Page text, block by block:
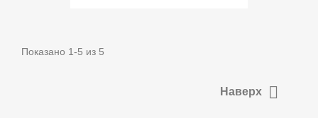
Показано 1-5 из 5
Наверх 